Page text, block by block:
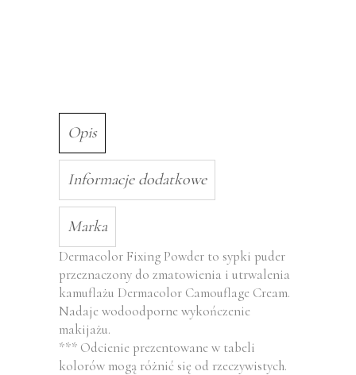
Opis
Informacje dodatkowe
Marka
Dermacolor Fixing Powder to sypki puder
przeznaczony do zmatowienia i utrwalenia
kamuflażu Dermacolor Camouflage Cream.
Nadaje wodoodporne wykończenie
makijażu.
*** Odcienie prezentowane w tabeli
kolorów mogą różnić się od rzeczywistych.